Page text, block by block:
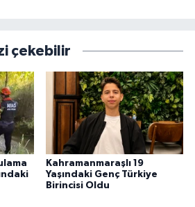
çekebilir
Kahramanmaraşlı 19
Yaşındaki Genç Türkiye
Birincisi Oldu